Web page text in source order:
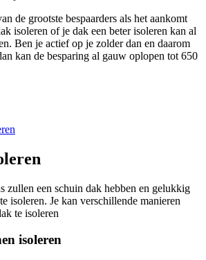
de grootste bespaarders als het aankomt
isoleren of je dak een beter isoleren kan al
Ben je actief op je zolder dan en daarom
kan de besparing al gauw oplopen tot 650
zullen een schuin dak hebben en gelukkig
isoleren. Je kan verschillende manieren
te isoleren
isoleren